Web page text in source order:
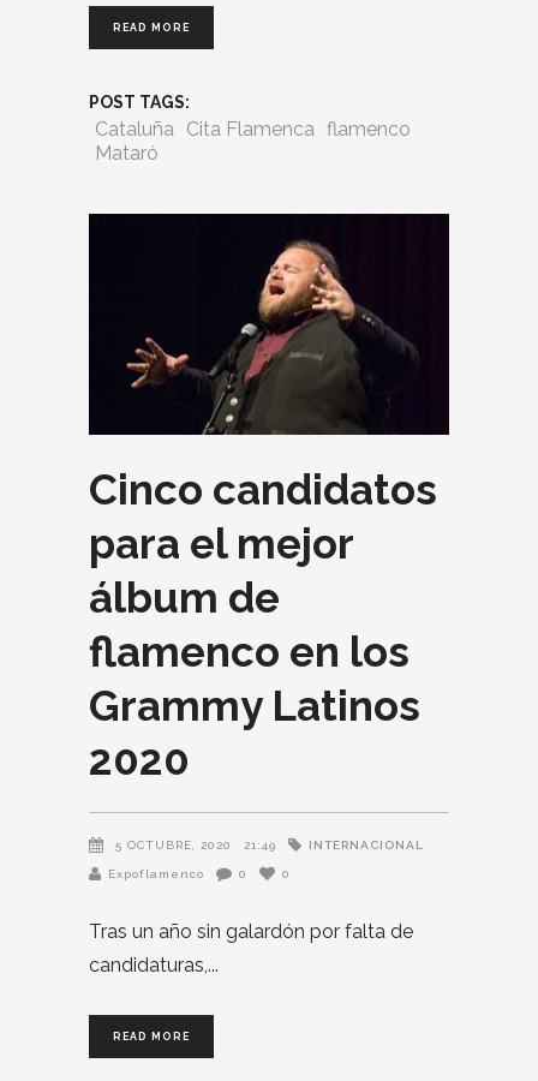
READ MORE
POST TAGS:
Cataluña Cita Flamenca flamenco
Mataró
Cinco candidatos
para el mejor
álbum de
flamenco en los
Grammy Latinos
2020
5 OCTUBRE, 2020 21:49 INTERNACIONAL
Expoflamenco 0 0
Tras un año sin galardón por falta de
candidaturas,
READ MORE